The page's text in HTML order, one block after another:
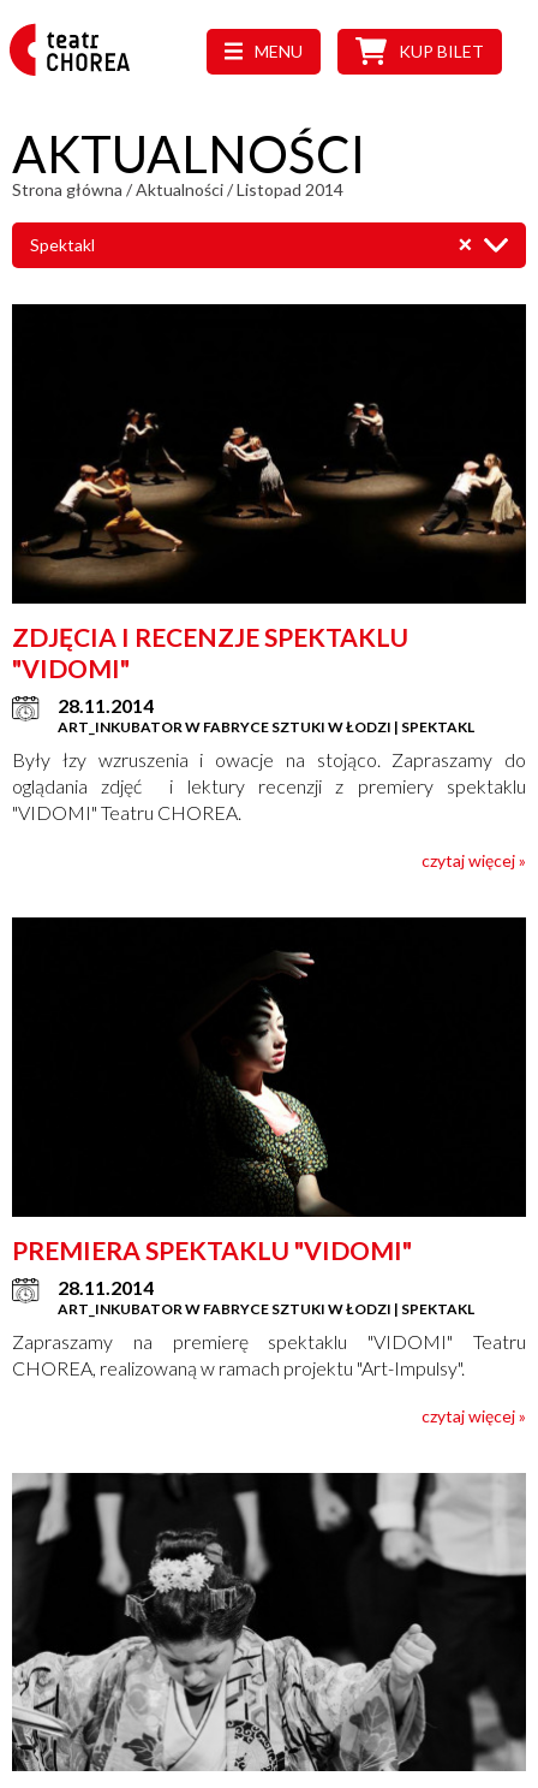
MENU KUP BILET
AKTUALNOŚCI
Strona główna /Aktualności/Listopad 2014
Spektakl
ZDJĘCIA I RECENZJE SPEKTAKLU
"VIDOMI"
28.11.2014
ART_INKUBATOR W FABRYCE SZTUKI W ŁODZI | SPEKTAKL
Były łzy wzruszenia i owacje na stojąco. Zapraszamy do
oglądania zdjęć i lektury recenzji z premiery spektaklu
"VIDOMI" Teatru CHOREA.
czytaj więcej »
PREMIERA SPEKTAKLU "VIDOMI"
28.11.2014
ART_INKUBATOR W FABRYCE SZTUKI W ŁODZI | SPEKTAKL
Zapraszamy na premierę spektaklu "VIDOMI" Teatru
CHOREA, realizowaną w ramach projektu "Art-Impulsy".
czytaj więcej »